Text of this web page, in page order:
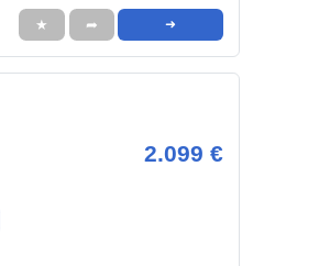
★ ➦ ➜
2.099 €